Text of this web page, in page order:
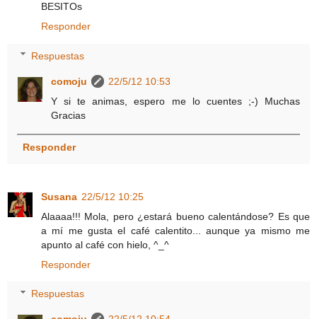
BESITOs
Responder
Respuestas
comoju
22/5/12 10:53
Y si te animas, espero me lo cuentes ;-) Muchas
Gracias
Responder
Susana 22/5/12 10:25
Alaaaa!!! Mola, pero ¿estará bueno calentándose? Es que
a mí me gusta el café calentito... aunque ya mismo me
apunto al café con hielo, ^_^
Responder
Respuestas